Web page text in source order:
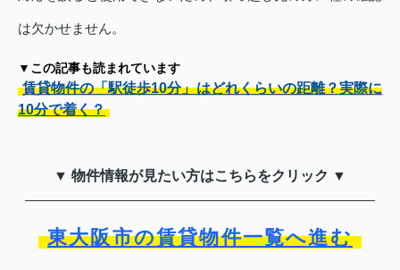
は欠かせません。
▼この記事も読まれています
賃貸物件の「駅徒歩10分」はどれくらいの距離？実際に
10分で着く？
▼ 物件情報が見たい方はこちらをクリック ▼
東大阪市の賃貸物件一覧へ進む